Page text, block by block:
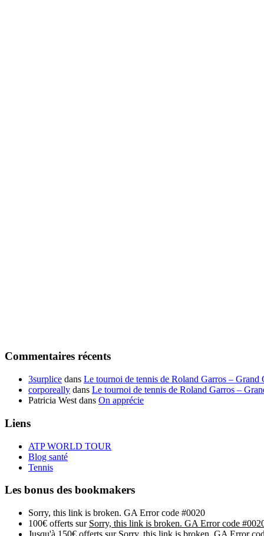
Commentaires récents
3surplice dans Le tournoi de tennis de Roland Garros – Grand
corporeally dans Le tournoi de tennis de Roland Garros –
Patricia West dans On apprécie
Liens
ATP WORLD TOUR
Blog santé
Tennis
Les bonus des bookmakers
Sorry, this link is broken. GA Error code #0020
100€ offerts sur Sorry, this link is broken. GA Error code
Jusqu'à 150€ offerts sur Sorry, this link is broken. GA Error